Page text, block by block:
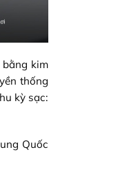
kim
thống
kỳ sạc:
Quốc